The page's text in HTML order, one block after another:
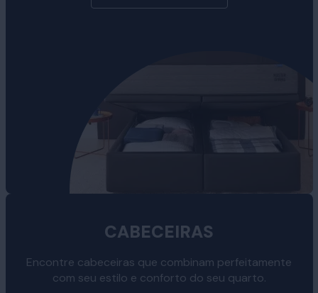
CABECEIRAS
Encontre cabeceiras que combinam perfeitamente
com seu estilo e conforto do seu quarto.